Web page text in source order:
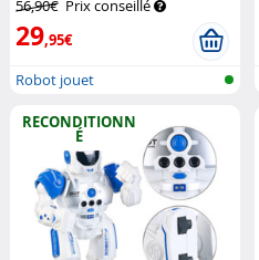
56,90€ Prix conseillé
29,95€
Robot jouet
RECONDITIONN
É